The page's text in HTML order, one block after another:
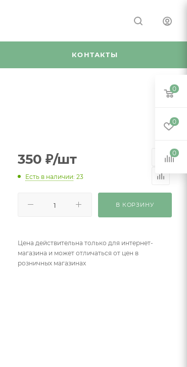
КОНТАКТЫ
350 ₽/шт
Есть в наличии: 23
В КОРЗИНУ
Цена действительна только для интернет-
магазина и может отличаться от цен в
розничных магазинах
0
0
0